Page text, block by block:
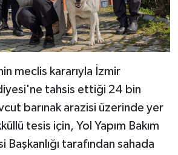
meclis kararıyla İzmir
tahsis ettiği 24 bin
barınak arazisi üzerinde yer
tesis için, Yol Yapım Bakım
Başkanlığı tarafından sahada